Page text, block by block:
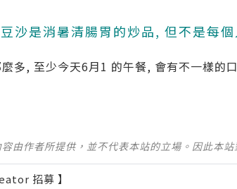
沙是消暑清腸胃的炒品, 但不是每
多, 至少今天6月1 的午餐, 會有不一樣的
由作者所提供，並不代表本站的立場。因此本
招募 】